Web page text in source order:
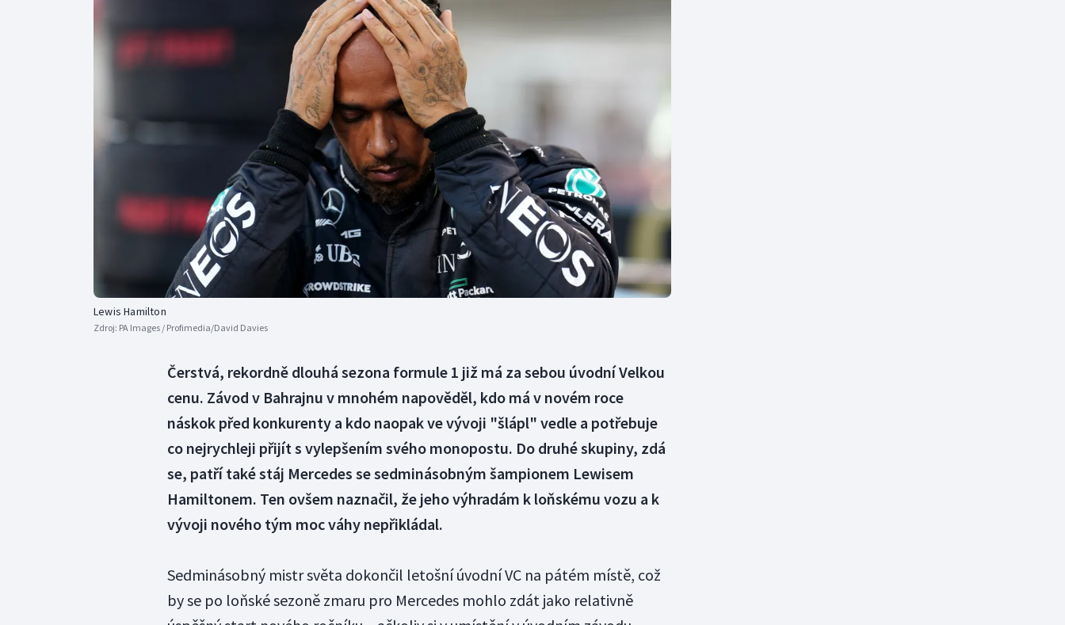
Florbal
Futsal
Golf
Gymnastika
Moderní pětiboj
Motorsport
Olympijské hry
Parasport
Plavání
Plážový volejbal
Veslování
Ostatní
Lewis Hamilton
Zdroj: PA Images / Profimedia/David Davies
Čerstvá, rekordně dlouhá sezona formule 1 již má za sebou úvodní Velkou
cenu. Závod v Bahrajnu v mnohém napověděl, kdo má v novém roce
náskok před konkurenty a kdo naopak ve vývoji "šlápl" vedle a potřebuje
co nejrychleji přijít s vylepšením svého monopostu. Do druhé skupiny, zdá
se, patří také stáj Mercedes se sedminásobným šampionem Lewisem
Hamiltonem. Ten ovšem naznačil, že jeho výhradám k loňskému vozu a k
vývoji nového tým moc váhy nepřikládal.
Sedminásobný mistr světa dokončil letošní úvodní VC na pátém místě, což
by se po loňské sezoně zmaru pro Mercedes mohlo zdát jako relativně